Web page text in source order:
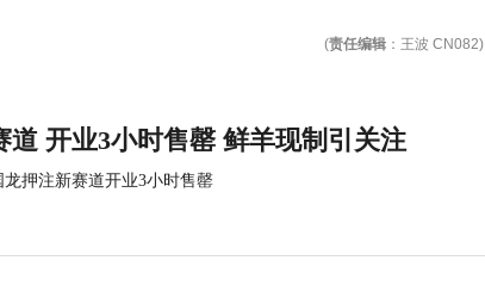
(责任编辑 ：王波 CN082)
道 开业3小时售罄 鲜羊现制引关注
龙押注新赛道开业3小时售罄